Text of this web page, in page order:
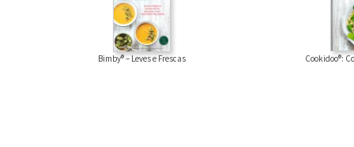
Bimby® – Leves e Frescas Cookidoo®: